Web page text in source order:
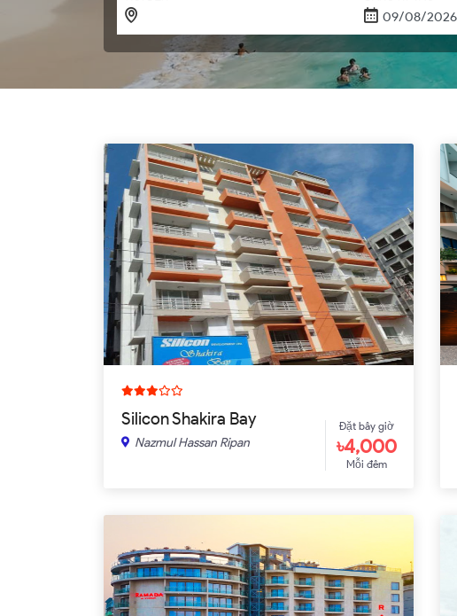
Silicon Shakira Bay
Nazmul Hassan Ripan
Đặt bây giờ
৳4,000
Mỗi đêm